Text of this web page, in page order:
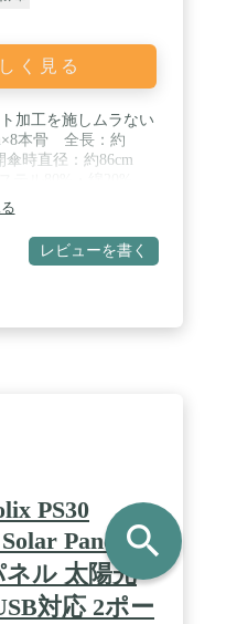
く見る
加工を施しムラない
本骨 全長：約
時直径：約86cm
タイプ：晴雨兼用／
傘 手元：竹 / UVカ
％以上 遮光1級生地
」は（株）リー
レビューを書く
PS30
Panel ソ
ネル 太陽光
対応 2ポー
search